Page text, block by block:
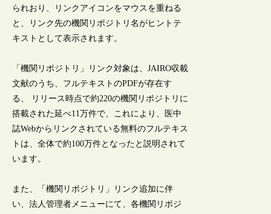
られおり、リンクアイコンをマウスを重ねる
と、リンク先の機関リポジトリ名がヒントテ
キストとして表示されます。
「機関リポジトリ」リンク対象は、JAIRO収載
文献のうち、フルテキストのPDFが存在す
る、 リリース時点で約220の機関リポジトリに
搭載された延べ11万件で、これにより、医中
誌Webからリンクされている無料のフルテキス
トは、全体で約100万件となったと説明されて
います。
また、「機関リポジトリ」リンク追加に伴
い、法人管理者メニューにて、各機関リポジ